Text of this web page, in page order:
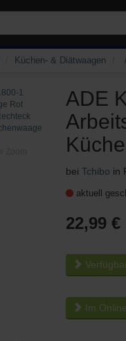
Küchen- & Diätwaagen
ADE
bei Tchibo in
aktuell
22,99 €
Im